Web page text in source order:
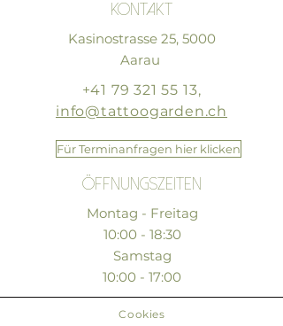
Kontakt
Kasinostrasse 25, 5000
Aarau
+41 79 321 55 13,
info@tattoogarden.ch
Für Terminanfragen hier klicken
öffnungszeiten
Montag - Freitag
10:00 - 18:30
Samstag
10:00 - 17:00
Cookies